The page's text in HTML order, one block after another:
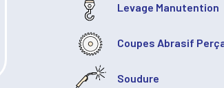
Levage Manutention
Coupes Abrasif
Soudure